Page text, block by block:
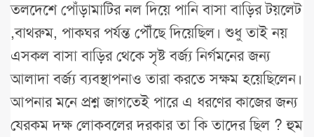
তলদেশে পোঁড়ামাটির নল দিয়ে পানি বাসা বাড়ির টয়লেট
,বাথরুম, পাকঘর পর্যন্ত পৌঁছে দিয়েছিল। শুধু তাই নয়
এসকল বাসা বাড়ির থেকে সৃষ্ট বর্জ্য নির্গমনের জন্য
আলাদা বর্জ্য ব্যবস্থাপনাও তারা করতে সক্ষম হয়েছিলেন।
আপনার মনে প্রশ্ন জাগতেই পারে এ ধরণের কাজের জন্য
যেরকম দক্ষ লোকবলের দরকার তা কি তাদের ছিল ? হুম